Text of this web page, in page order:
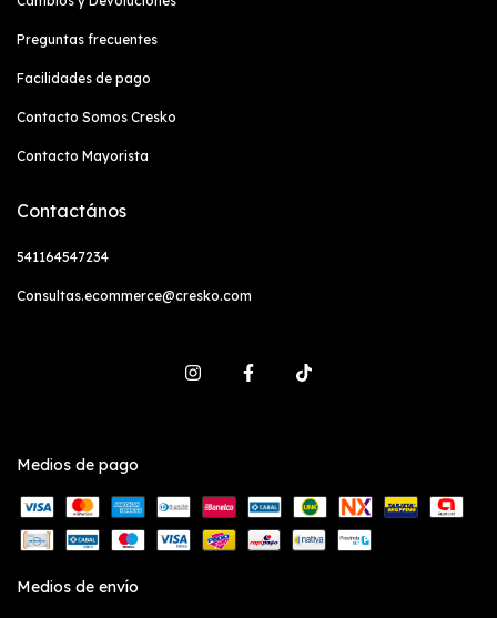
Preguntas frecuentes
Facilidades de pago
Contacto Somos Cresko
Contacto Mayorista
Contactános
541164547234
Consultas.ecommerce@cresko.com
Medios de pago
Medios de envío